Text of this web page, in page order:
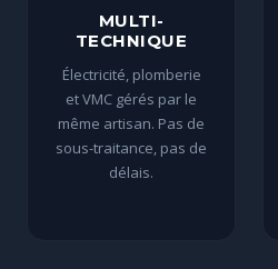
MULTI-
TECHNIQUE
Électricité, plomberie
et VMC gérés par le
même artisan. Pas de
sous-traitance, pas de
délais.